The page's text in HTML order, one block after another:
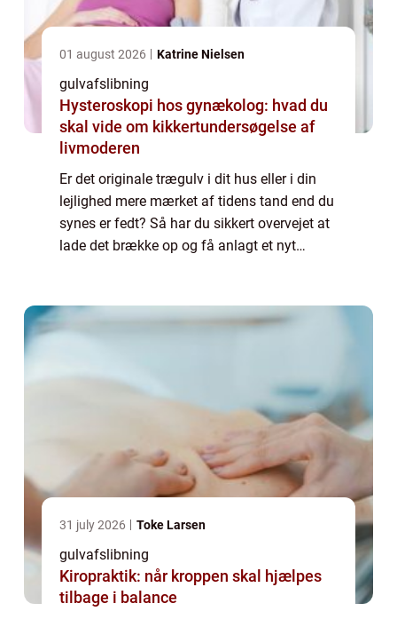
01 august 2026 Katrine Nielsen
gulvafslibning
Hysteroskopi hos gynækolog: hvad du
skal vide om kikkertundersøgelse af
livmoderen
Er det originale trægulv i dit hus eller i din
lejlighed mere mærket af tidens tand end du
synes er fedt? Så har du sikkert overvejet at
lade det brække op og få anlagt et nyt
31 july 2026 Toke Larsen
gulvafslibning
Kiropraktik: når kroppen skal hjælpes
tilbage i balance